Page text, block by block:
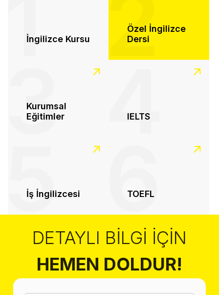
İngilizce Kursu
1
Özel İngilizce
Dersi
2
Kurumsal
Eğitimler
3 IELTS
4
İş İngilizcesi
5 TOEFL
6
DETAYLI BILGI İÇIN
HEMEN DOLDUR!